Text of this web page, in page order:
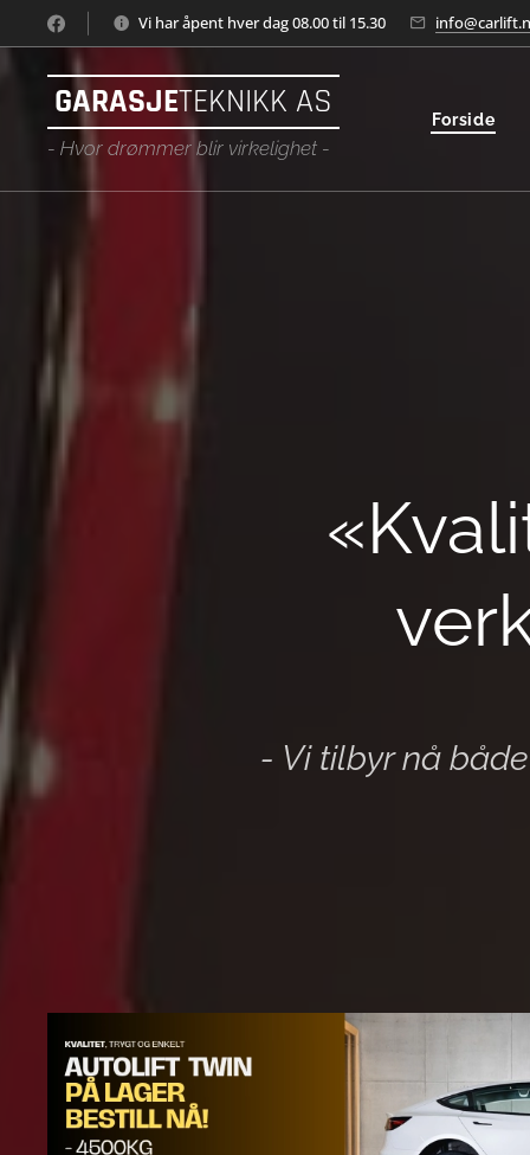
Vi har åpent hver dag 08.00 til 15.30
GARASJETEKNIKK AS
- Hvor drømmer blir virkelighet -
Forside
- Vi tilbyr nå